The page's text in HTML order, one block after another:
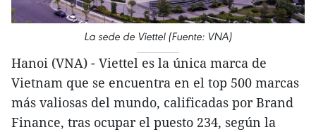
La sede de Viettel (Fuente: VNA)
Hanoi (VNA) - Viettel es la única marca de
Vietnam que se encuentra en el top 500 marcas
más valiosas del mundo, calificadas por Brand
Finance, tras ocupar el puesto 234, según la